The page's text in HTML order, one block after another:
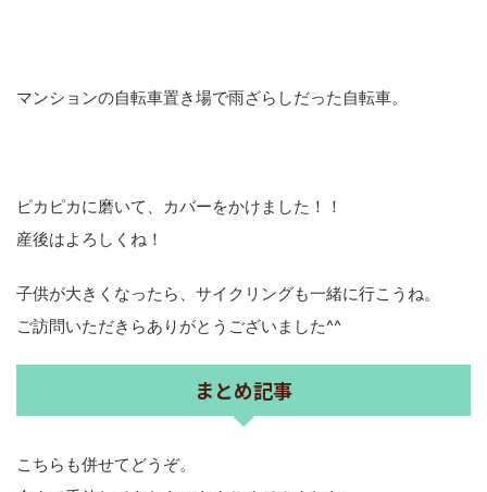
マンションの自転車置き場で雨ざらしだった自転車。
ピカピカに磨いて、カバーをかけました！！
産後はよろしくね！
子供が大きくなったら、サイクリングも一緒に行こうね。
ご訪問いただきらありがとうございました^^
まとめ記事
こちらも併せてどうぞ。